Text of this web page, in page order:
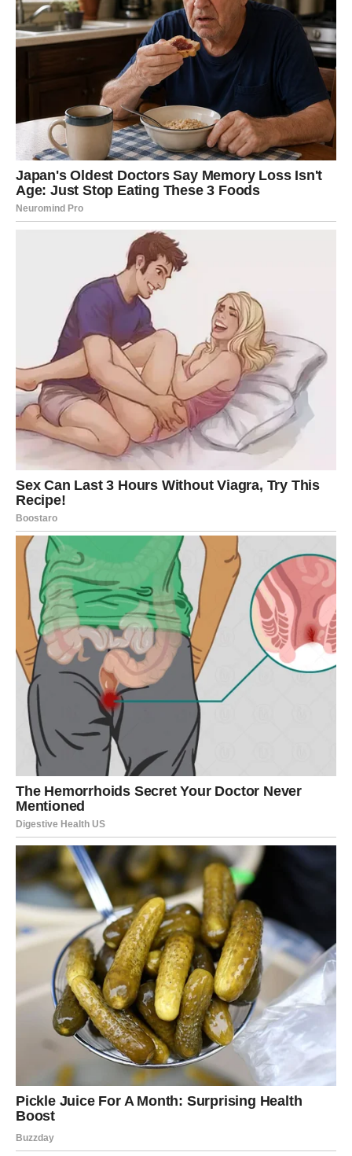
prepoznavanja. Kao da se duše prepoznaju na prvi
pogled.
Ovakvi susreti nose snažnu karmičku pozadinu.
Povratak osobe iz prošlosti
Za mnoge Rakove mart donosi i povratak nekoga ko je
nekada bio veoma važan. Ta osoba može se pojaviti
iznenada, sa željom da ponovo uspostavi kontakt.
Emocije koje su nekada postojale mogu se ponovo
probuditi, ali sada sa mnogo većom snagom.
U takvim situacijama Rakovi će imati osećaj da ih život
vraća na mesto gde je jedna priča ostala nedovršena.
Završnica marta donosi karmičko
razrešenje
Kako se mesec bude približavao kraju, energija će postati
jasnija i stabilnija. Sve ono što je tokom marta izgledalo
zbunjujuće ili haotično počeće da dobija smisao.
Rakovi će u tom trenutku shvatiti da su mnogi događaji
bili deo većeg plana.
Sudbina će pokazati svoju ruku kroz ljude koji ulaze u
život, kroz istine koje izlaze na površinu i kroz emocije
koje postaju snažnije nego ikada.